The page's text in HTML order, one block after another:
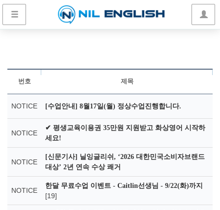
번호 제목
NOTICE [수업안내] 8월17일(월) 정상수업진행합니다.
NOTICE
✔ 평생교육이용권 35만원 지원받고 화상영어 시작하
세요!
NOTICE
[신문기사] 닐잉글리쉬, ‘2026 대한민국소비자브랜드
대상’ 2년 연속 수상 쾌거
NOTICE
한달 무료수업 이벤트 - Caitlin선생님 - 9/22(화)까지
[19]